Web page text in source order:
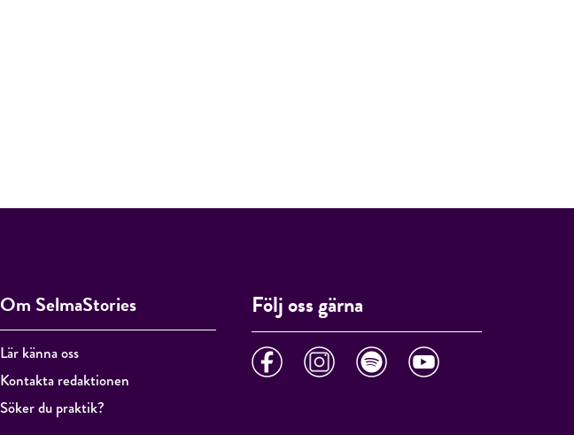
Om SelmaStories
Lär känna oss
Kontakta redaktionen
Söker du praktik?
Följ oss gärna